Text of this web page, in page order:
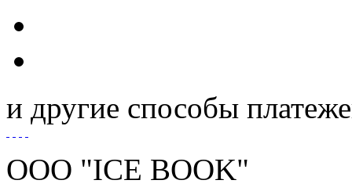
и другие способы
ООО "ICE BOOK"